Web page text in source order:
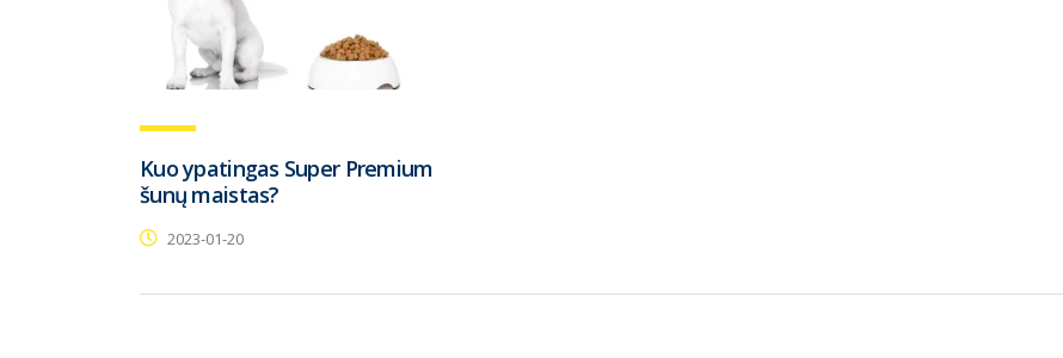
Kuo ypatingas Super Premium
šunų maistas?
2023-01-20